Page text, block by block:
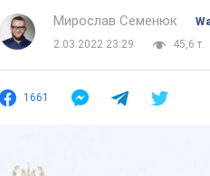
Мирослав Семенюк
2.03.2022 23:29
45,6 т.
1661